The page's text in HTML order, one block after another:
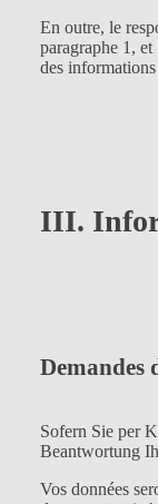
En outre, le
paragraphe 1,
des informations
III.
Demandes
Sofern Sie per
Beantwortung
Vos données